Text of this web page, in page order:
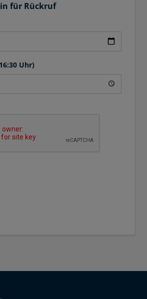
für Rückruf
Uhr)